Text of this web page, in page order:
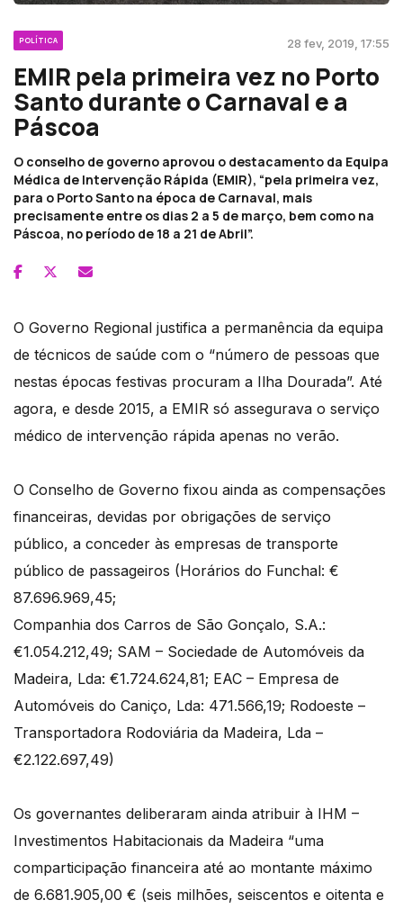
POLÍTICA 28 fev, 2019, 17:55
EMIR pela primeira vez no Porto
Santo durante o Carnaval e a
Páscoa
O conselho de governo aprovou o destacamento da Equipa
Médica de Intervenção Rápida (EMIR), “pela primeira vez,
para o Porto Santo na época de Carnaval, mais
precisamente entre os dias 2 a 5 de março, bem como na
Páscoa, no período de 18 a 21 de Abril”.
O Governo Regional justifica a permanência da equipa
de técnicos de saúde com o “número de pessoas que
nestas épocas festivas procuram a Ilha Dourada”. Até
agora, e desde 2015, a EMIR só assegurava o serviço
médico de intervenção rápida apenas no verão.
O Conselho de Governo fixou ainda as compensações
financeiras, devidas por obrigações de serviço
público, a conceder às empresas de transporte
público de passageiros (Horários do Funchal: €
87.696.969,45;
Companhia dos Carros de São Gonçalo, S.A.:
€1.054.212,49; SAM – Sociedade de Automóveis da
Madeira, Lda: €1.724.624,81; EAC – Empresa de
Automóveis do Caniço, Lda: 471.566,19; Rodoeste –
Transportadora Rodoviária da Madeira, Lda –
€2.122.697,49)
Os governantes deliberaram ainda atribuir à IHM –
Investimentos Habitacionais da Madeira “uma
comparticipação financeira até ao montante máximo
de 6.681.905,00 € (seis milhões, seiscentos e oitenta e